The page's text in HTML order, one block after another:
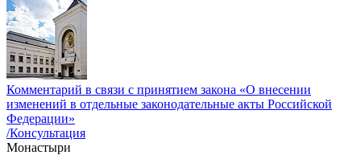
Комментарий в связи с принятием закона «О внесении
изменений в отдельные законодательные акты Российской
Федерации»
/Консультация
Монастыри